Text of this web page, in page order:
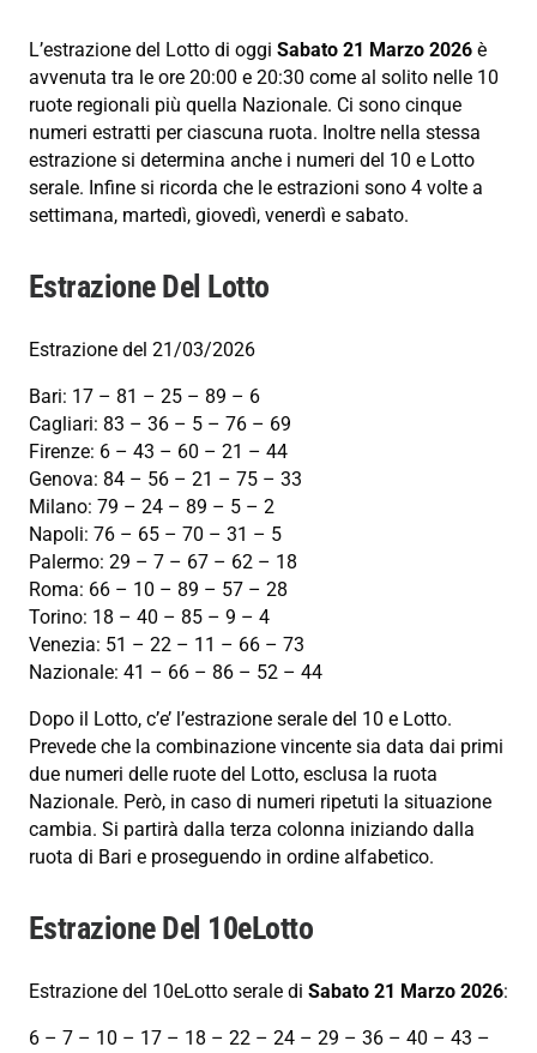
L’estrazione del Lotto di oggi Sabato 21 Marzo 2026 è
avvenuta tra le ore 20:00 e 20:30 come al solito nelle 10
ruote regionali più quella Nazionale. Ci sono cinque
numeri estratti per ciascuna ruota. Inoltre nella stessa
estrazione si determina anche i numeri del 10 e Lotto
serale. Infine si ricorda che le estrazioni sono 4 volte a
settimana, martedì, giovedì, venerdì e sabato.
Estrazione Del Lotto
Estrazione del 21/03/2026
Bari: 17 – 81 – 25 – 89 – 6
Cagliari: 83 – 36 – 5 – 76 – 69
Firenze: 6 – 43 – 60 – 21 – 44
Genova: 84 – 56 – 21 – 75 – 33
Milano: 79 – 24 – 89 – 5 – 2
Napoli: 76 – 65 – 70 – 31 – 5
Palermo: 29 – 7 – 67 – 62 – 18
Roma: 66 – 10 – 89 – 57 – 28
Torino: 18 – 40 – 85 – 9 – 4
Venezia: 51 – 22 – 11 – 66 – 73
Nazionale: 41 – 66 – 86 – 52 – 44
Dopo il Lotto, c’e’ l’estrazione serale del 10 e Lotto.
Prevede che la combinazione vincente sia data dai primi
due numeri delle ruote del Lotto, esclusa la ruota
Nazionale. Però, in caso di numeri ripetuti la situazione
cambia. Si partirà dalla terza colonna iniziando dalla
ruota di Bari e proseguendo in ordine alfabetico.
Estrazione Del 10eLotto
Estrazione del 10eLotto serale di Sabato 21 Marzo 2026:
6 – 7 – 10 – 17 – 18 – 22 – 24 – 29 – 36 – 40 – 43 –